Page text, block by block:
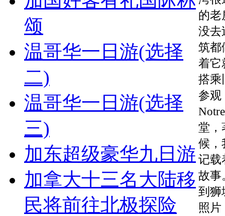
颂
温哥华一日游(选择
二)
温哥华一日游(选择
三)
加东超级豪华九日游
加拿大十三名大陆移
民将前往北极探险
的老
没去
筑都
着它
搭乘
参观
堂，
候，
记载
故事
到狮
照